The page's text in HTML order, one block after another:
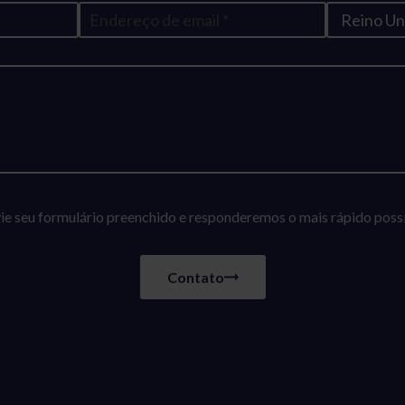
seu formulário preenchido e responderemos o mais rápido
Contato